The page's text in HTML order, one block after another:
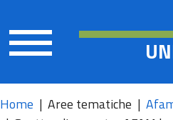
Home Aree tematiche